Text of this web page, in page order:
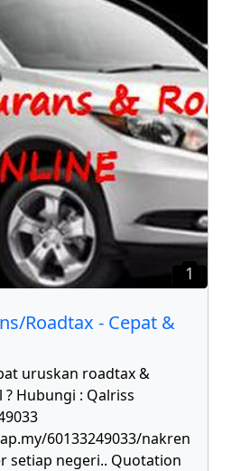
1
Roadtax - Cepat &
uruskan roadtax &
Hubungi : Qalriss
60133249033/nakren
setiap negeri.. Quotation